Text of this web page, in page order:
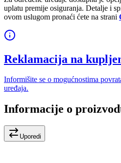
uplatu premije osiguranja. Detalje i
ovom uslugom pronaći ćete na strani
Reklamacija na
Informišite se o mogućnostima
uređaja.
Informacije o
Uporedi